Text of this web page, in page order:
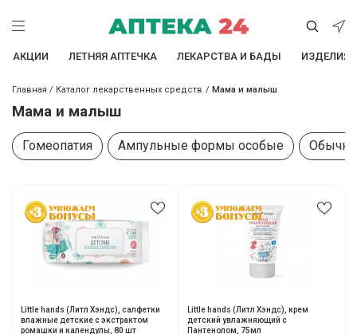
АКЦИИ ЛЕТНЯЯ АПТЕЧКА ЛЕКАРСТВА И БАДЫ ИЗДЕЛИЯ
Главная / Каталог лекарственных средств / Мама и малыш
Мама и малыш
Гомеопатия Ампульные формы особые
Little hands (Литл Хэндс), салфетки
влажные детские с экстрактом
ромашки и календулы, 80 шт
Little hands (Литл Хэндс), крем
детский увлажняющий с
Пантенолом, 75мл